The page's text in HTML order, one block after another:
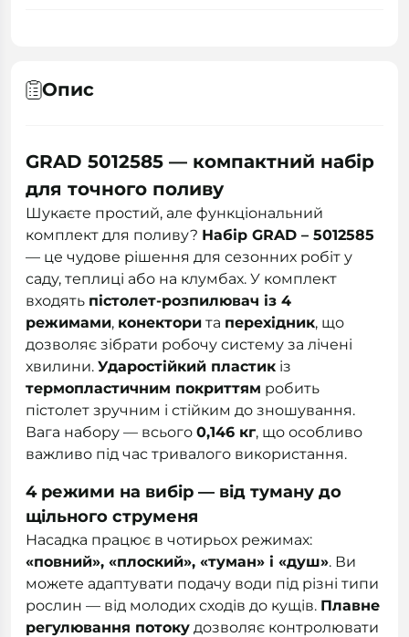
Опис
GRAD 5012585 — компактний набір
для точного поливу
Шукаєте простий, але функціональний
комплект для поливу? Набір GRAD – 5012585
— це чудове рішення для сезонних робіт у
саду, теплиці або на клумбах. У комплект
входять пістолет-розпилювач із 4
режимами, конектори та перехідник, що
дозволяє зібрати робочу систему за лічені
хвилини. Ударостійкий пластик із
термопластичним покриттям робить
пістолет зручним і стійким до зношування.
Вага набору — всього 0,146 кг, що особливо
важливо під час тривалого використання.
4 режими на вибір — від туману до
щільного струменя
Насадка працює в чотирьох режимах:
«повний», «плоский», «туман» і «душ». Ви
можете адаптувати подачу води під різні типи
рослин — від молодих сходів до кущів. Плавне
регулювання потоку дозволяє контролювати